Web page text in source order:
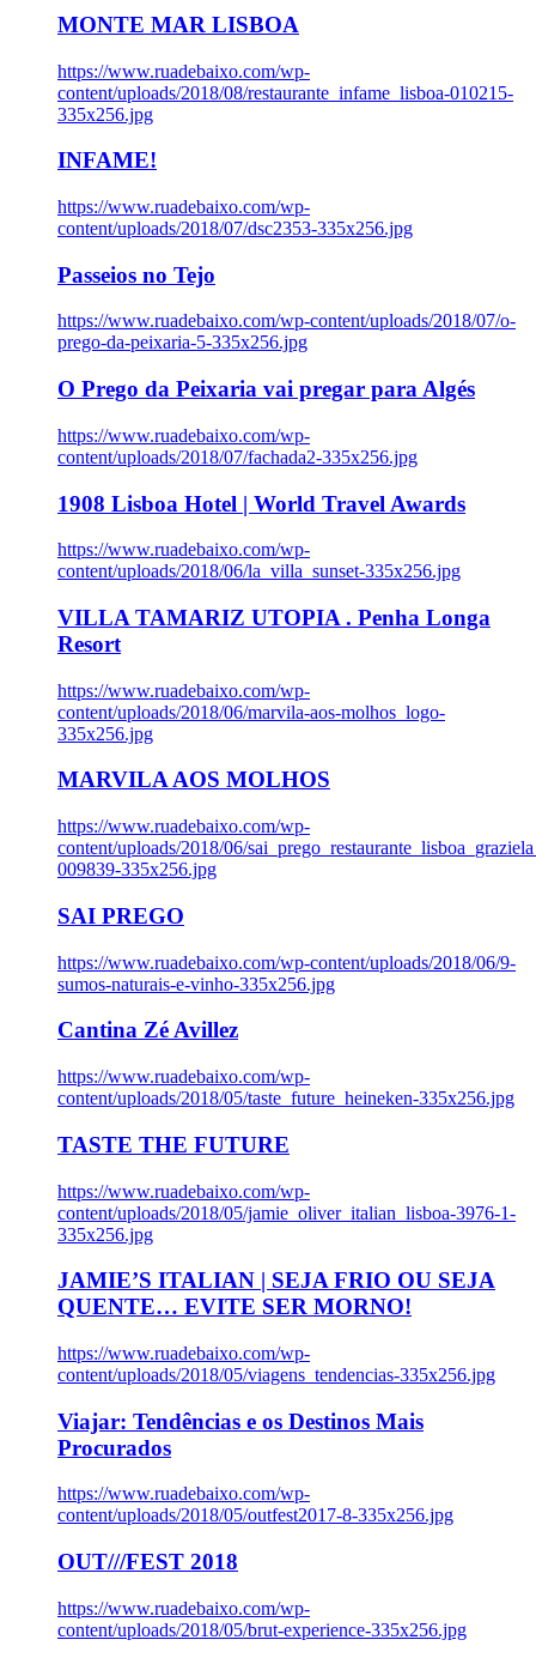
MONTE MAR LISBOA
https://www.ruadebaixo.com/wp-
content/uploads/2018/08/restaurante_infame_lisboa-010215-
335x256.jpg
INFAME!
https://www.ruadebaixo.com/wp-
content/uploads/2018/07/dsc2353-335x256.jpg
Passeios no Tejo
https://www.ruadebaixo.com/wp-content/uploads/2018/07/o-
prego-da-peixaria-5-335x256.jpg
O Prego da Peixaria vai pregar para Algés
https://www.ruadebaixo.com/wp-
content/uploads/2018/07/fachada2-335x256.jpg
1908 Lisboa Hotel | World Travel Awards
https://www.ruadebaixo.com/wp-
content/uploads/2018/06/la_villa_sunset-335x256.jpg
VILLA TAMARIZ UTOPIA . Penha Longa
Resort
https://www.ruadebaixo.com/wp-
content/uploads/2018/06/marvila-aos-molhos_logo-
335x256.jpg
MARVILA AOS MOLHOS
https://www.ruadebaixo.com/wp-
content/uploads/2018/06/
009839-335x256.jpg
SAI PREGO
https://www.ruadebaixo.com/wp-content/uploads/2018/06/9-
sumos-naturais-e-vinho-335x256.jpg
Cantina Zé Avillez
https://www.ruadebaixo.com/wp-
content/uploads/2018/05/taste_future_heineken-335x256.jpg
TASTE THE FUTURE
https://www.ruadebaixo.com/wp-
content/uploads/2018/05/jamie_oliver_italian_lisboa-3976-1-
335x256.jpg
JAMIE’S ITALIAN | SEJA FRIO OU SEJA
QUENTE… EVITE SER MORNO!
https://www.ruadebaixo.com/wp-
content/uploads/2018/05/viagens_tendencias-335x256.jpg
Viajar: Tendências e os Destinos Mais
Procurados
https://www.ruadebaixo.com/wp-
content/uploads/2018/05/outfest2017-8-335x256.jpg
OUT///FEST 2018
https://www.ruadebaixo.com/wp-
content/uploads/2018/05/brut-experience-335x256.jpg